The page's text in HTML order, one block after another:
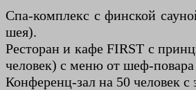
Спа-комплекс с финской
шея).
Ресторан и кафе FIRST с
человек) с меню от шеф-
Конференц-зал на 50 человек